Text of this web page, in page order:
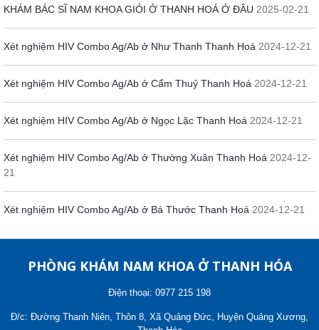
KHÁM BÁC SĨ NAM KHOA GIỎI Ở THANH HOÁ Ở ĐÂU 2025-02-21
Xét nghiệm HIV Combo Ag/Ab ở Như Thanh Thanh Hoá 2024-12-21
Xét nghiệm HIV Combo Ag/Ab ở Cẩm Thuỷ Thanh Hoá 2024-12-21
Xét nghiệm HIV Combo Ag/Ab ở Ngọc Lặc Thanh Hoá 2024-12-21
Xét nghiệm HIV Combo Ag/Ab ở Thường Xuân Thanh Hoá 2024-12-
21
Xét nghiệm HIV Combo Ag/Ab ở Bá Thước Thanh Hoá 2024-12-21
PHÒNG KHÁM NAM KHOA Ở THANH HÓA
Điện thoại: 0977 215 198
Đ/c: Đường Thanh Niên, Thôn 8, Xã Quảng Đức, Huyện Quảng Xương,